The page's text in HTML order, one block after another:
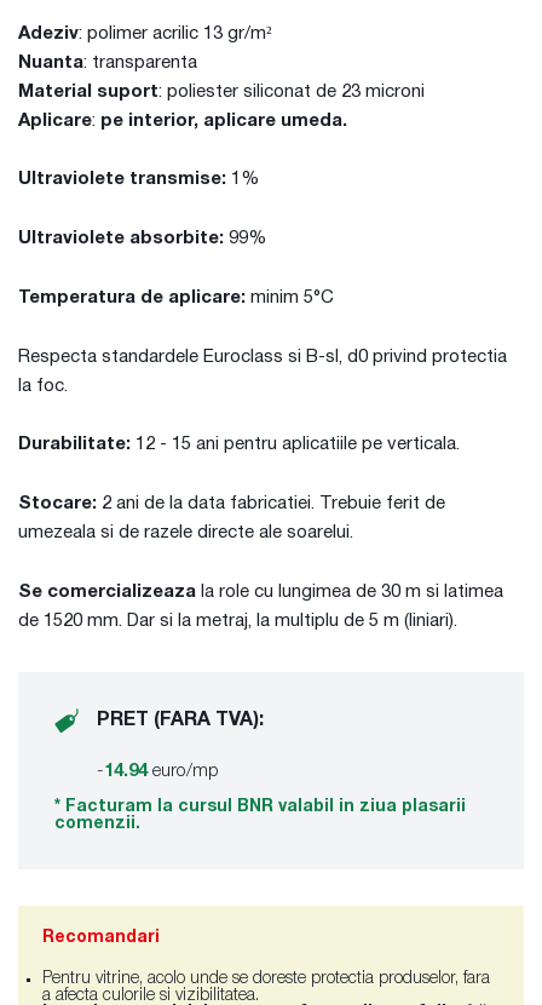
Adeziv: polimer acrilic 13 gr/m²
Nuanta: transparenta
Material suport: poliester siliconat de 23 microni
Aplicare: pe interior, aplicare umeda.
Ultraviolete transmise: 1%
Ultraviolete absorbite: 99%
Temperatura de aplicare: minim 5°C
Respecta standardele Euroclass si B-sl, d0 privind protectia
la foc.
Durabilitate: 12 - 15 ani pentru aplicatiile pe verticala.
Stocare: 2 ani de la data fabricatiei. Trebuie ferit de
umezeala si de razele directe ale soarelui.
Se comercializeaza la role cu lungimea de 30 m si latimea
de 1520 mm. Dar si la metraj, la multiplu de 5 m (liniari).
PRET (FARA TVA):
-14.94euro/mp
* Facturam la cursul BNR valabil in ziua plasarii
comenzii.
Recomandari
Pentru vitrine, acolo unde se doreste protectia produselor, fara
a afecta culorile si vizibilitatea.